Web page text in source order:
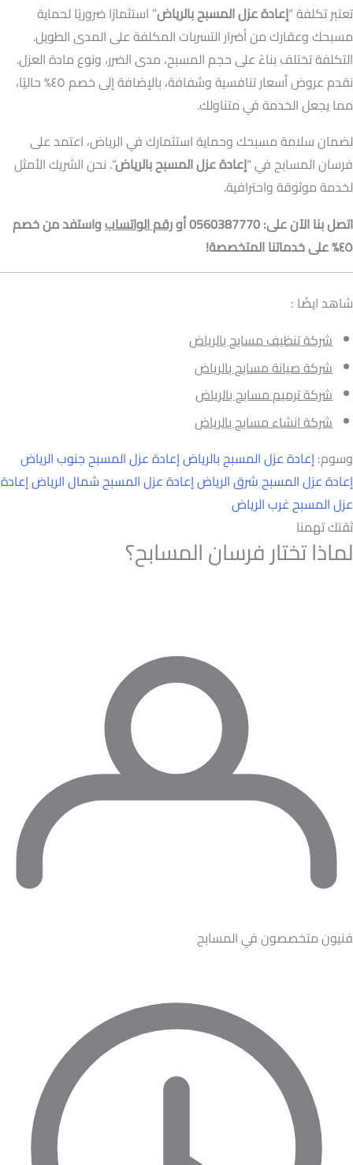
تعتبر تكلفة “إعادة عزل المسبح بالرياض” استثمارًا ضروريًا لحماية
مسبحك وعقارك من أضرار التسربات المكلفة على المدى الطويل.
التكلفة تختلف بناءً على حجم المسبح، مدى الضرر، ونوع مادة العزل.
نقدم عروض أسعار تنافسية وشفافة، بالإضافة إلى خصم ٤٥% حاليًا،
مما يجعل الخدمة في متناولك.
لضمان سلامة مسبحك وحماية استثمارك في الرياض، اعتمد على
فرسان المسابح في “إعادة عزل المسبح بالرياض“. نحن الشريك الأمثل
لخدمة موثوقة واحترافية.
اتصل بنا الآن على: 0560387770 أو
رقم الواتسابواستفد من خصم
٤٥% على خدماتنا المتخصصة!
شاهد ايضًا :
شركة تنظيف مسابح بالرياض
شركة صيانة مسابح بالرياض
شركة ترميم مسابح بالرياض
شركة انشاء مسابح بالرياض
وسوم:إعادة عزل المسبح بالرياضإعادة عزل المسبح جنوب الرياض
إعادة عزل المسبح شرق الرياضإعادة عزل المسبح شمال الرياضإعادة
عزل المسبح غرب الرياض
ثقتك تهمنا
لماذا تختار فرسان المسابح؟
فنيون متخصصون في المسابح